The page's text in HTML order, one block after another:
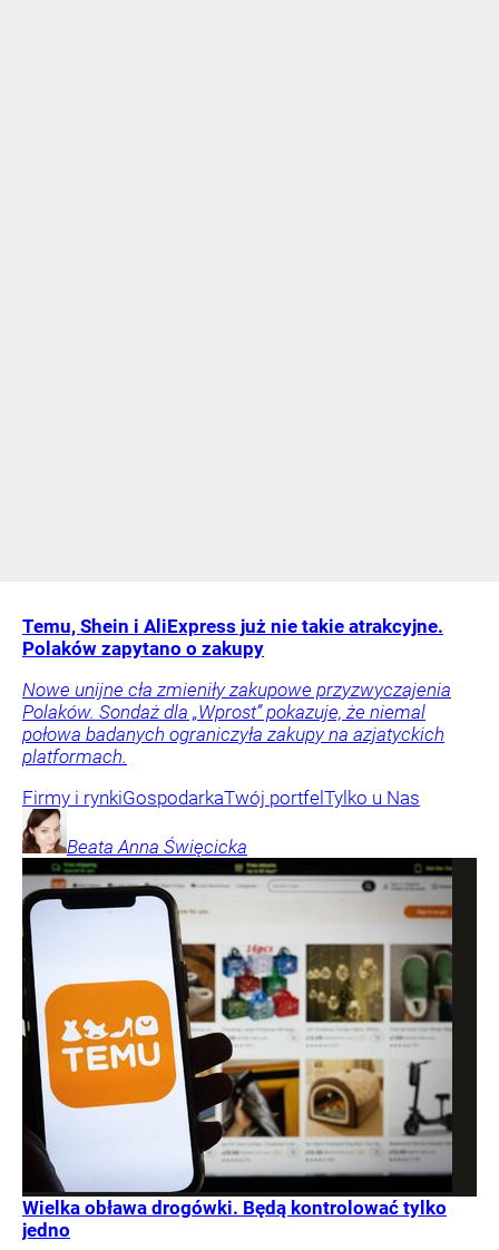
Temu, Shein i AliExpress już nie takie atrakcyjne.
Polaków zapytano o zakupy
Nowe unijne cła zmieniły zakupowe przyzwyczajenia
Polaków. Sondaż dla „Wprost” pokazuje, że niemal
połowa badanych ograniczyła zakupy na azjatyckich
platformach.
Firmy i rynkiGospodarkaTwój portfel Tylko u Nas
Beata Anna Święcicka
Wielka obława drogówki. Będą kontrolować tylko
jedno